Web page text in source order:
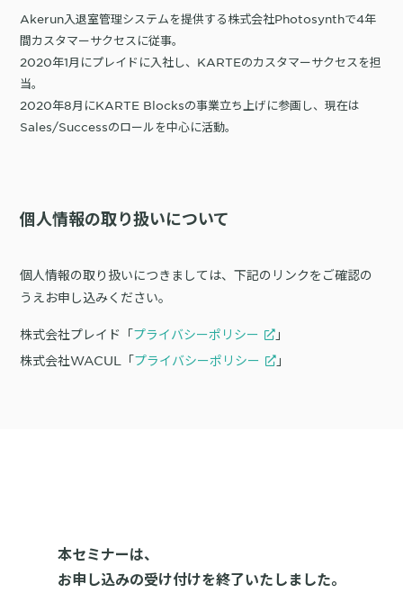
Akerun入退室管理システムを提供する株式会社Photosynthで4年
間カスタマーサクセスに従事。
2020年1月にプレイドに入社し、KARTEのカスタマーサクセスを担
当。
2020年8月にKARTE Blocksの事業立ち上げに参画し、現在は
Sales/Successのロールを中心に活動。
個人情報の取り扱いについて
個人情報の取り扱いにつきましては、下記のリンクをご確認の
うえお申し込みください。
株式会社プレイド「プライバシーポリシー
」
株式会社WACUL「プライバシーポリシー 」
本セミナーは、
お申し込みの受け付けを終了いたしました。